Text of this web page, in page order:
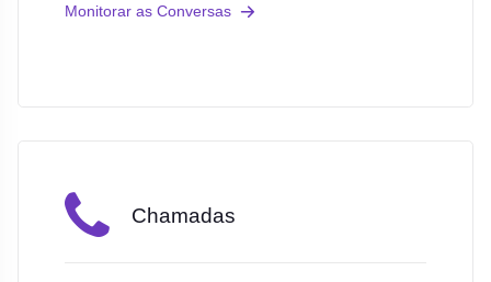
Monitorar as Conversas
Chamadas